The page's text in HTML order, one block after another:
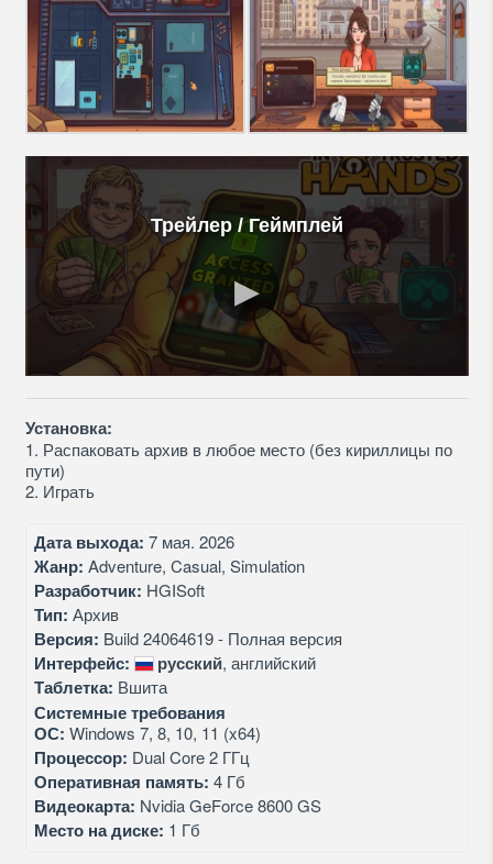
Трейлер / Геймплей
Установка:
1. Распаковать архив в любое место (без кириллицы по
пути)
2. Играть
Дата выхода: 7 мая. 2026
Жанр: Adventure, Casual, Simulation
Разработчик: HGISoft
Тип: Архив
Версия: Build 24064619 - Полная версия
Интерфейс: русский, английский
Таблетка: Вшита
Системные требования
ОС: Windows 7, 8, 10, 11 (x64)
Процессор: Dual Core 2 ГГц
Оперативная память: 4 Гб
Видеокарта: Nvidia GeForce 8600 GS
Место на диске: 1 Гб